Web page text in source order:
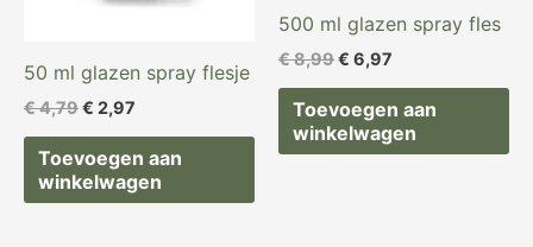
50 ml glazen spray flesje
€4,79€ 2,97
Toevoegen aan
winkelwagen
500 ml glazen spray fles
€8,99€ 6,97
Toevoegen aan
winkelwagen